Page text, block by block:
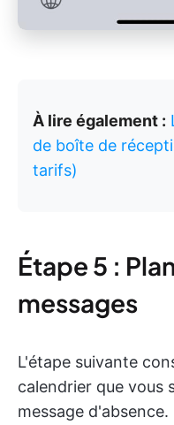
À lire également :
de boîte de
tarifs)
Étape 5 :
messages
L'étape suivante
calendrier que vous
message